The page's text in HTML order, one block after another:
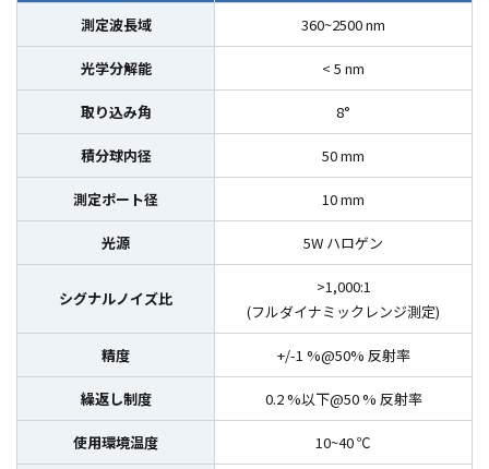
測定波長域 360~2500 nm
光学分解能 < 5 nm
取り込み角 8°
積分球内径 50 mm
測定ポート径 10 mm
光源 5W ハロゲン
シグナルノイズ比
>1,000:1
(フルダイナミックレンジ測定)
精度 +/-1 %@50% 反射率
繰返し制度 0.2 %以下@50 % 反射率
使用環境温度 10~40 ℃